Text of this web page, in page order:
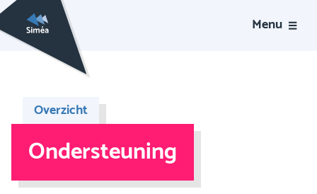
Menu
Overzicht
Ondersteuning